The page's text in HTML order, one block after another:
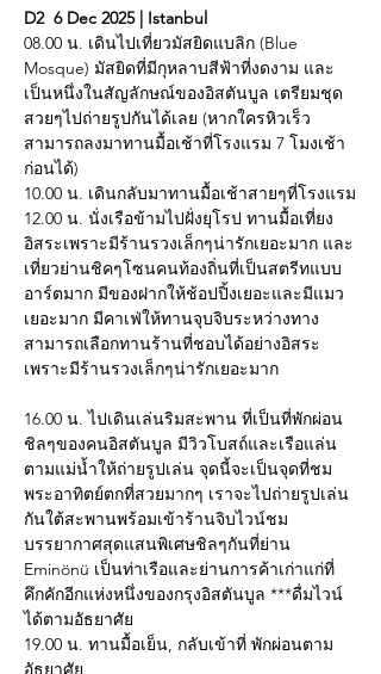
D2  6 Dec 2025 | Istanbul
08.00 น. เดินไปเที่ยวมัสยิดแบลิก (Blue
Mosque) มัสยิดที่มีกุหลาบสีฟ้าที่งดงาม และ
เป็นหนึ่งในสัญลักษณ์ของอิสตันบูล เตรียมชุด
สวยๆไปถ่ายรูปกันได้เลย (หากใครหิวเร็ว
สามารถลงมาทานมื้อเช้าที่โรงแรม 7 โมงเช้า
ก่อนได้)
10.00 น. เดินกลับมาทานมื้อเช้าสายๆที่โรงแรม
12.00 น. นั่งเรือข้ามไปฝั่งยุโรป ทานมื้อเที่ยง
อิสระเพราะมีร้านรวงเล็กๆน่ารักเยอะมาก และ
เที่ยวย่านชิคๆโซนคนท้องถิ่นที่เป็นสตรีทแบบ
อาร์ตมาก มีของฝากให้ช้อปปิ้งเยอะและมีแมว
เยอะมาก มีคาเฟ่ให้ทานจุบจิบระหว่างทาง
สามารถเลือกทานร้านที่ชอบได้อย่างอิสระ
เพราะมีร้านรวงเล็กๆน่ารักเยอะมาก
16.00 น. ไปเดินเล่นริมสะพาน ที่เป็นที่พักผ่อน
ชิลๆของคนอิสตันบูล มีวิวโบสถ์และเรือแล่น
ตามแม่น้ำให้ถ่ายรูปเล่น จุดนี้จะเป็นจุดที่ชม
พระอาทิตย์ตกที่สวยมากๆ เราจะไปถ่ายรูปเล่น
กันใต้สะพานพร้อมเข้าร้านจิบไวน์ชม
บรรยากาศสุดแสนพิเศษชิลๆกันที่ย่าน
Eminönü เป็นท่าเรือและย่านการค้าเก่าแก่ที่
คึกคักอีกแห่งหนึ่งของกรุงอิสตันบูล ***ดื่มไวน์
ได้ตามอัธยาศัย
19.00 น. ทานมื้อเย็น, กลับเข้าที่ พักผ่อนตาม
อัธยาศัย